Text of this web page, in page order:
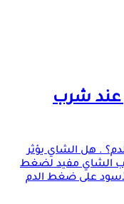
عند شرب
. هل الشاي يؤثر
الشاي مفيد لضغط